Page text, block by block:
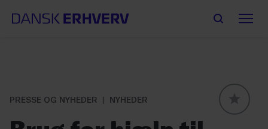
PRESSE OG NYHEDER
NYHEDER